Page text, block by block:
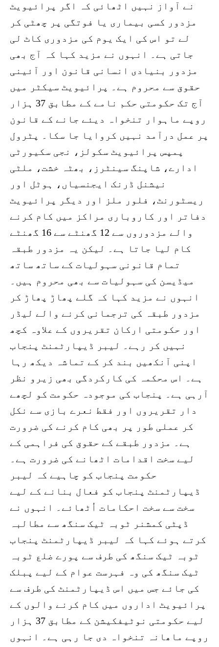
نے آواز نہیں اٹھائی کہ اگر پرائیویٹ
مزدور کسی بیماری یا فوتگی پر چھٹی کر
لے تو اس کی ایک یوم کی مزدوری کاٹ لی
جاتی ہے۔ انہوں نے مزید کہا کہ آج بھی
مزدور بنیادی انسانی قانون اور آئینی
حقوق سے محروم ہے۔ پرائیویٹ سیکٹر میں
آج تک حکومتی حکم نامے کے مطابق 37 ہزار
روپے ماہوار تنخواہ دیئے جانے کے قانون
پر عمل درآمد نہیں کروایا جا سکا۔ پٹرول
پمپس پرائیویٹ سکولز، نجی سکیورٹی
ادارے، شاپنگ سینٹرز، بھٹہ خشت، ملٹی
نیشنل ڈرنک ایجنسیاں، ہوٹل اور
ریسٹورنٹ، فلور ملز اور دیگر پرائیویٹ
دفاتر اور کاروباری مراکز میں کام کرنے
والے مزدوروں سے 12 گھنٹے سے 16 گھنٹے
کام لیا جاتا ہے۔ لیکن یہ مزدور طبقہ
تمام قانونی سہولیات کے ساتھ ساتھ
میڈیسن کی سہولیات سے بھی محروم ہیں۔
انہوں نے مزید کہا کہ گلے پھاڑ پھاڑ کر
مزدور طبقہ کی ترجمانی کرنے والے لیڈر
اور حکومتی ارکان تقریروں کے علاوہ کچھ
نہیں کر رہے۔ لیبر ڈیپارٹمنٹ پنجاب
اپنی آنکھیں بند کر کے تماشہ دیکھ رہا
ہے۔ اس محکمہ کی کارکردگی بھی زیرو نظر
آرہی ہے۔ پنجاب کی موجودہ حکومت کو لچھے
دار تقریروں اور فقط نعرے بازی سے نکل
کر عملی طور پر بھی کام کرنے کی ضرورت
ہے۔ مزدور طبقے کے حقوق کی فراہمی کے
لیے سخت اقدامات اٹھانے کی ضرورت ہے۔
حکومت پنجاب کو چاہیے کہ لیبر
ڈیپارٹمنٹ پنجاب کو فعال بنانے کے لیے
سخت سے سخت احکامات اُٹھائے۔ انہوں نے
ڈپٹی کمشنر ٹوبہ ٹیک سنگھ سے مطالبہ
کرتے ہوئے کہا کہ لیبر ڈیپارٹمنٹ پنجاب
ٹوبہ ٹیک سنگھ کی طرف سے پورے ضلع ٹوبہ
ٹیک سنگھ کی وہ فہرست عوام کے لیے پبلک
کی جائے جس میں اس ڈیپارٹمنٹ کی طرف سے
پرائیویٹ اداروں میں کام کرنے والوں کے
لیے حکومتی نوٹیفکیشن کے مطابق 37 ہزار
روپے ماھانہ تنخواہ دی جا رہی ہے۔ انہوں